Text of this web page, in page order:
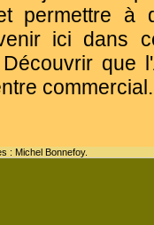
permettre à
ici dans
que
commercial.
: Michel Bonnefoy.